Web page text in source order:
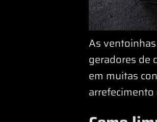
As
geradores de
em muitas